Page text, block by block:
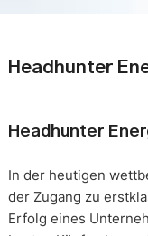
Headhunter
Headhunter
In der heutigen
der Zugang zu
Erfolg eines